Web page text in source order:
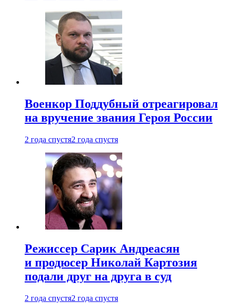
Военкор Поддубный отреагировал
на вручение звания Героя России
2 года спустя2 года спустя
Режиссер Сарик Андреасян
и продюсер Николай Картозия
подали друг на друга в суд
2 года спустя2 года спустя